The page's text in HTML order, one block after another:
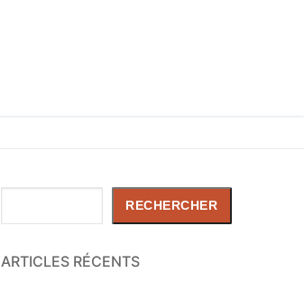
RECHERCHER
ARTICLES RÉCENTS